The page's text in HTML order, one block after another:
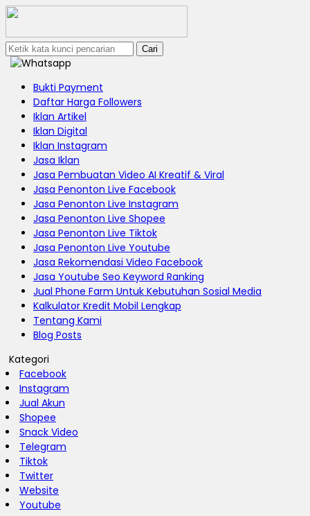
Cari
Bukti Payment
Daftar Harga Followers
Iklan Artikel
Iklan Digital
Iklan Instagram
Jasa Iklan
Jasa Pembuatan Video AI Kreatif & Viral
Jasa Penonton Live Facebook
Jasa Penonton Live Instagram
Jasa Penonton Live Shopee
Jasa Penonton Live Tiktok
Jasa Penonton Live Youtube
Jasa Rekomendasi Video Facebook
Jasa Youtube Seo Keyword Ranking
Jual Phone Farm Untuk Kebutuhan Sosial Media
Kalkulator Kredit Mobil Lengkap
Tentang Kami
Blog Posts
Kategori
Facebook
Instagram
Jual Akun
Shopee
Snack Video
Telegram
Tiktok
Twitter
Website
Youtube